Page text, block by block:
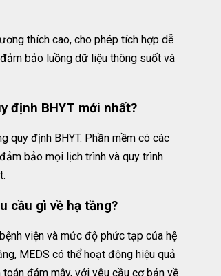
thích cao, cho phép tích hợp dễ
bảo luồng dữ liệu thông suốt và
định BHYT mới nhất?
quy định BHYT. Phần mềm có các
bảo mọi lịch trình và quy trình
cầu gì về hạ tầng?
viện và mức độ phức tạp của hệ
MEDS có thể hoạt động hiệu quả
đám mây, với yêu cầu cơ bản về